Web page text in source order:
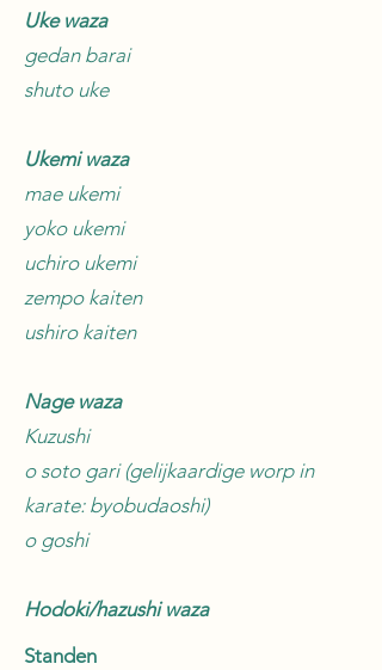
Uke waza
gedan barai
shuto uke
Ukemi waza
mae ukemi
yoko ukemi
uchiro ukemi
zempo kaiten
ushiro kaiten
Nage waza
Kuzushi
o soto gari (gelijkaardige worp in
karate: byobudaoshi)
o goshi
Hodoki/hazushi waza
Standen